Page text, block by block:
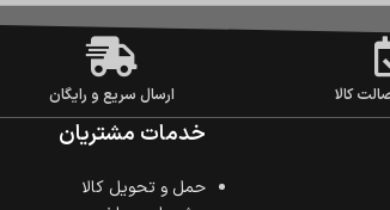
کالا ارسال سریع و رایگان
خدمات مشتریان
حمل‌ و تحویل کالا